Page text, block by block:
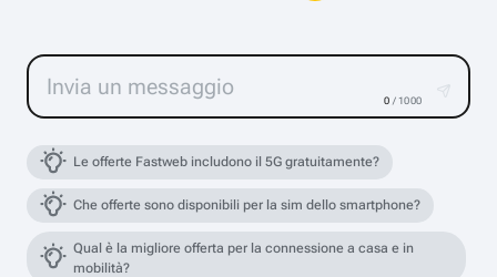
0 / 1000
Le offerte Fastweb includono il 5G gratuitamente?
Che offerte sono disponibili per la sim dello smartphone?
Qual è la migliore offerta per la connessione a casa e in
mobilità?